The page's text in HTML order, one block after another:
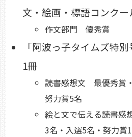
文・絵画・標語コンクー
作文部門 優秀賞
「阿波っ子タイムズ特
1冊
読書感想文 最優秀賞
努力賞5名
絵と文で伝える読書
3名・入選5名・努力賞